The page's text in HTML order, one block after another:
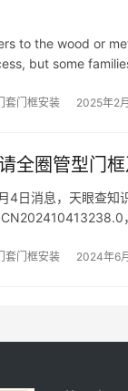
to the wood or
but some
套门框安装 2025年2
全圈管型门
4日消息，天眼查知
套门框安装 2024年6